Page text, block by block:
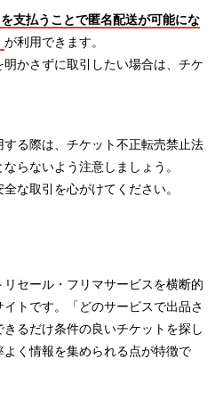
支払うことで匿名配送が可能にな
が利用できます。
かさずに取引したい場合は、チケ
る際は、チケット不正転売禁止法
らないよう注意しましょう。
な取引を心がけてください。
セール・フリマサービスを横断的
トです。「どのサービスで出品さ
るだけ条件の良いチケットを探し
く情報を集められる点が特徴で